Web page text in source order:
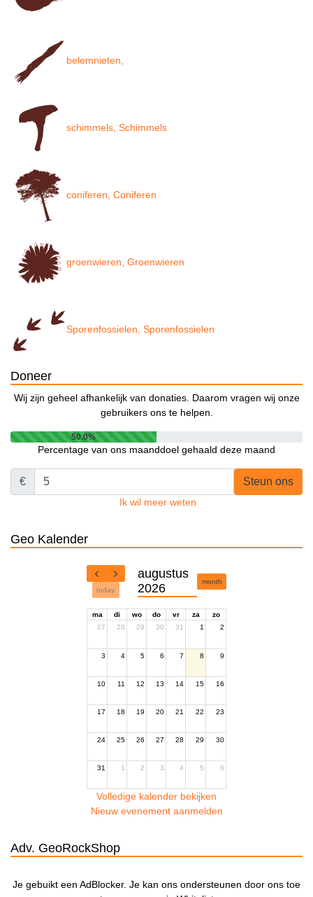
belemnieten,
schimmels, Schimmels
coniferen, Coniferen
groenwieren, Groenwieren
Sporenfossielen, Sporenfossielen
Doneer
Wij zijn geheel afhankelijk van donaties. Daarom vragen wij onze
gebruikers ons te helpen.
50.0%
Percentage van ons maanddoel gehaald deze maand
€ Steun ons
Ik wil meer weten
Geo Kalender
today
augustus
2026
month
ma di wo do vr za
zo
27
28 29 30 31 1 2
3 4 5 6 7 8 9
10 11 12 13 14 15 16
17 18 19 20 21 22 23
24 25 26 27 28 29 30
31 1 2 3 4 5 6
Volledige kalender bekijken
Nieuw evenement aanmelden
Adv. GeoRockShop
Je gebuikt een AdBlocker. Je kan ons ondersteunen door ons toe